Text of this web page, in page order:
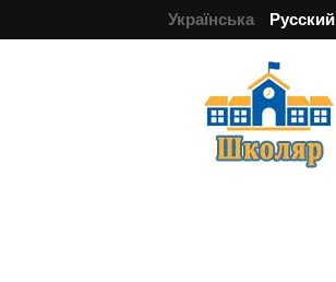
Українська Русский